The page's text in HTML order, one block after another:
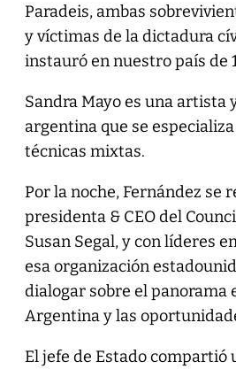
Paradeis, ambas
y víctimas de la dictadura
instauró en nuestro país de
Sandra Mayo es una artista
argentina que se
técnicas mixtas.
Por la noche, Fernández se
presidenta & CEO del
Susan Segal, y con líderes
esa organización
dialogar sobre el panorama
Argentina y las
El jefe de Estado compartió